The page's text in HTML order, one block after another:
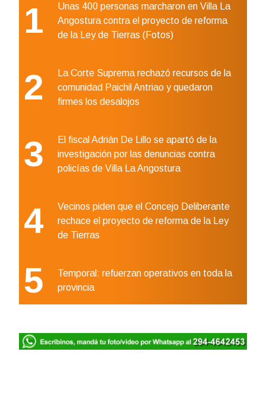
1
Unas 400 personas marcharon en Villa La
Angostura contra el proyecto de reforma
de la Ley de Tierras (Fotos)
2
La Corte Suprema rechazó recursos de la
comunidad Paichil Antriao y quedaron
firmes los desalojos
3
El fiscal Adrián De Lillo se apartó de la
investigación por las denuncias contra
policías de Villa La Angostura
4
Vecinos piden que el Concejo Deliberante
rechace el proyecto de reforma de la Ley
de Tierras
5
Temporal: refuerzan operativos en toda la
provincia